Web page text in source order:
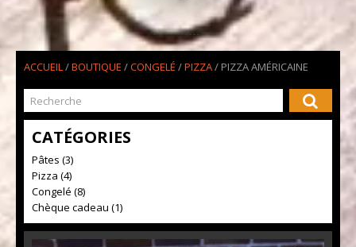
ACCUEIL/BOUTIQUE /CONGELÉ /PIZZA/ PIZZA AMÉRICAINE
CATÉGORIES
Pâtes (3)
Pizza (4)
Congelé (8)
Chèque cadeau (1)